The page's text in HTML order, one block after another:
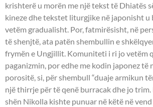
krishterë u morën me një tekst të Dhiatës
kineze dhe tekstet liturgjike në japonisht u
vetëm gradualisht. Por, fatmirësisht, në
të shenjtë, ata patën shembullin e
frymën e Ungjillit. Komuniteti i ri jo vetëm
paganizmin, por edhe me kodin japonez të
porositë, si, për shembull “duaje armikun
një thirrje për të qenë burracak dhe jo
shën Nikolla kishte punuar në këtë në